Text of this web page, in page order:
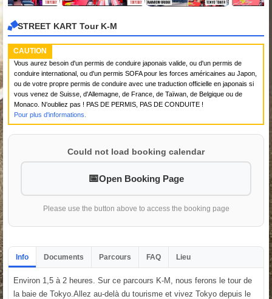
STREET KART Tour K-M
CAUTION
Vous aurez besoin d'un permis de conduire japonais valide, ou d'un permis de
conduire international, ou d'un permis SOFA pour les forces américaines au Japon,
ou de votre propre permis de conduire avec une traduction officielle en japonais si
vous venez de Suisse, d'Allemagne, de France, de Taïwan, de Belgique ou de
Monaco. N'oubliez pas ! PAS DE PERMIS, PAS DE CONDUITE !
Pour plus d'informations.
Could not load booking calendar
Open Booking Page
Please use the button above to access the booking page
Info Documents Parcours FAQ Lieu
Environ 1,5 à 2 heures. Sur ce parcours K-M, nous ferons le tour de
la baie de Tokyo.Allez au-delà du tourisme et vivez Tokyo depuis le